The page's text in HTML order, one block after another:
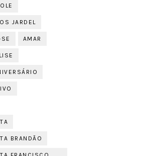
JARDEL
AMAR
BRANDÃO